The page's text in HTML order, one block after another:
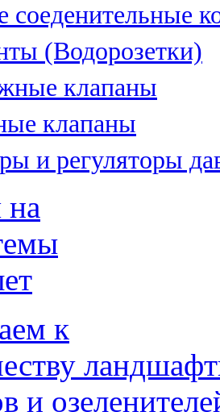
соеденительные
(Водорозетки)
клапаны
клапаны
и регуляторы